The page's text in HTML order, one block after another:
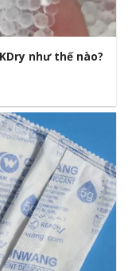
như thế nào?